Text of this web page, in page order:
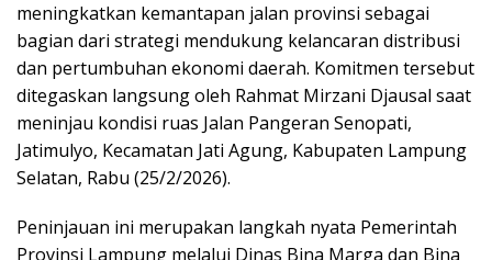
meningkatkan kemantapan jalan provinsi sebagai
bagian dari strategi mendukung kelancaran distribusi
dan pertumbuhan ekonomi daerah. Komitmen tersebut
ditegaskan langsung oleh Rahmat Mirzani Djausal saat
meninjau kondisi ruas Jalan Pangeran Senopati,
Jatimulyo, Kecamatan Jati Agung, Kabupaten Lampung
Selatan, Rabu (25/2/2026).
Peninjauan ini merupakan langkah nyata Pemerintah
Provinsi Lampung melalui Dinas Bina Marga dan Bina